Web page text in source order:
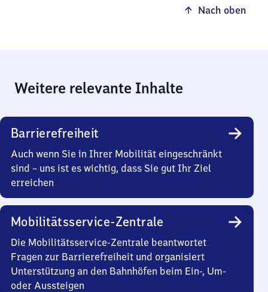
Nach oben
Weitere relevante Inhalte
Barrierefreiheit
Auch wenn Sie in Ihrer Mobilität eingeschränkt
sind – uns ist es wichtig, dass Sie gut Ihr Ziel
erreichen
Mobilitätsservice-Zentrale
Die Mobilitätsservice-Zentrale beantwortet
Fragen zur Barrierefreiheit und organisiert
Unterstützung an den Bahnhöfen beim Ein-, Um-
oder Aussteigen